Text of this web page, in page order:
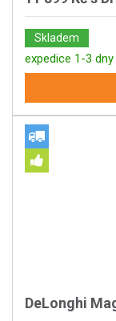
Skladem
expedice 1-3 dny
DeLonghi